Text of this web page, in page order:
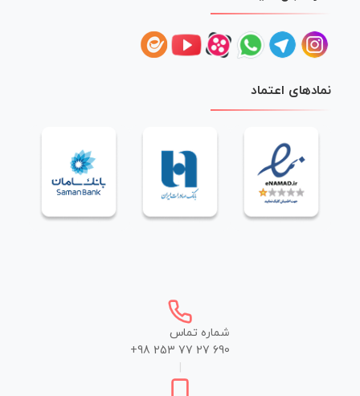
نمادهای اعتماد
شماره تماس
+98 253 77 27 690